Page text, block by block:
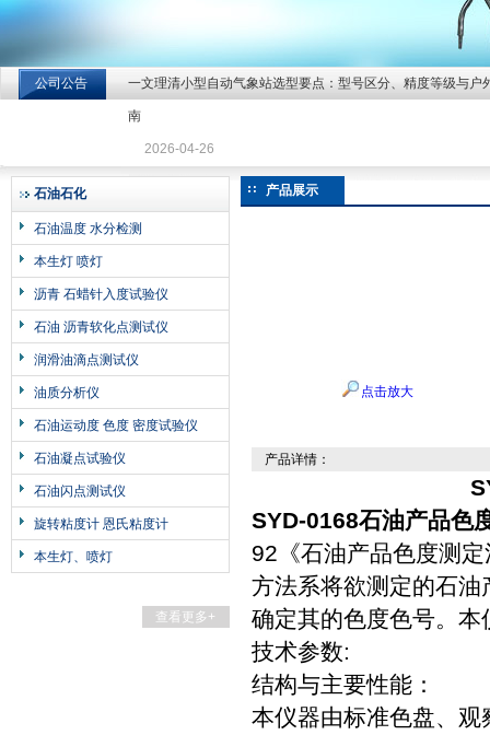
北京北拓仪器设备有限公司
公司公告 一文理清小型自动气象站选型要点：型号区分、精度等级与户
南
2026-04-26
石油石化
石油温度 水分检测
本生灯 喷灯
沥青 石蜡针入度试验仪
石油 沥青软化点测试仪
润滑油滴点测试仪
油质分析仪
石油运动度 色度 密度试验仪
石油凝点试验仪
石油闪点测试仪
旋转粘度计 恩氏粘度计
本生灯、喷灯
查看更多+
产品展示
点击放大
产品详情：
SYD-0168石油产品色
92《石油产品色度测
方法系将欲测定的石
确定其的色度色号。
技术参数:
结构与主要性能：
本仪器由标准色盘、